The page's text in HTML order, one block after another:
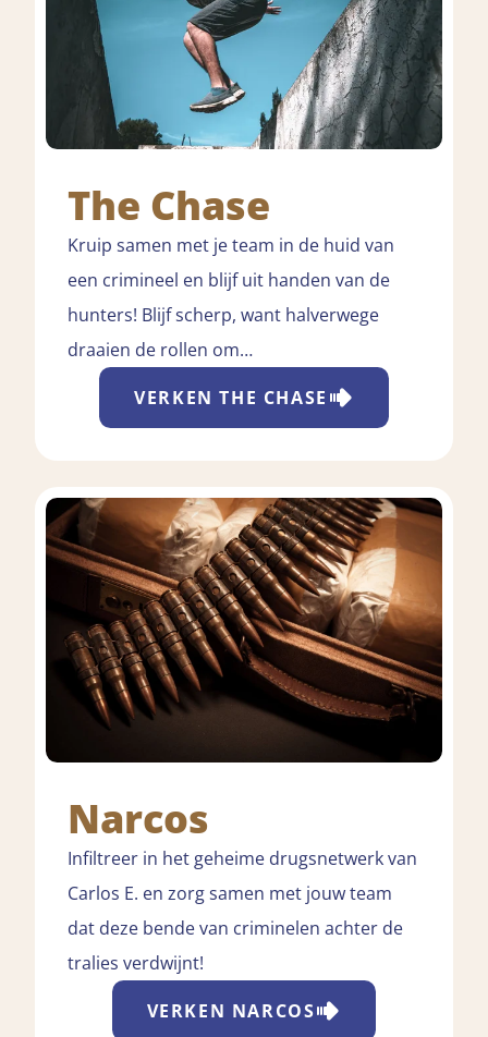
The Chase
Kruip samen met je team in de huid van
een crimineel en blijf uit handen van de
hunters! Blijf scherp, want halverwege
draaien de rollen om…
VERKENTHE CHASE
Narcos
Infiltreer in het geheime drugsnetwerk van
Carlos E. en zorg samen met jouw team
dat deze bende van criminelen achter de
tralies verdwijnt!
VERKEN NARCOS